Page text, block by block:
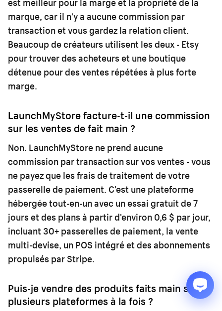
marque, car il n'y a aucune commission par
transaction et vous gardez la relation client.
Beaucoup de créateurs utilisent les deux - Etsy
pour trouver des acheteurs et une boutique
détenue pour des ventes répétées à plus forte
marge.
LaunchMyStore facture-t-il une commission
sur les ventes de fait main ?
Non. LaunchMyStore ne prend aucune
commission par transaction sur vos ventes - vous
ne payez que les frais de traitement de votre
passerelle de paiement. C'est une plateforme
hébergée tout-en-un avec un essai gratuit de 7
jours et des plans à partir d'environ 0,6 $ par jour,
incluant 30+ passerelles de paiement, la vente
multi-devise, un POS intégré et des abonnements
propulsés par Stripe.
Puis-je vendre des produits faits main sur
plusieurs plateformes à la fois ?